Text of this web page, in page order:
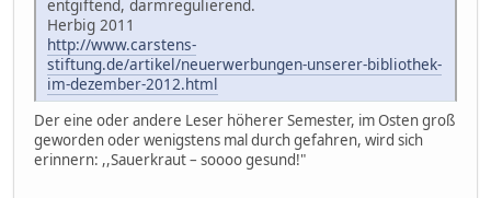
entgiftend, darmregulierend.
Herbig 2011
http://www.carstens-
stiftung.de/artikel/neuerwerbungen-unserer-bibliothek-
im-dezember-2012.html
Der eine oder andere Leser höherer Semester, im Osten groß
geworden oder wenigstens mal durch gefahren, wird sich
erinnern: ,,Sauerkraut – soooo gesund!"